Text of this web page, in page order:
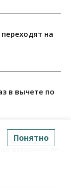
на
в вычете по
регионов по
Понятно